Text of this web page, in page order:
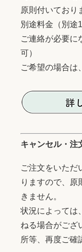
原則付いており
別途料金（別途
ご連絡が必要に
可）
ご希望の場合は
キャンセル・注
ご注文をいただ
りますので、原
きません。
状況によっては
ねる場合がござ
所等、再度ご確